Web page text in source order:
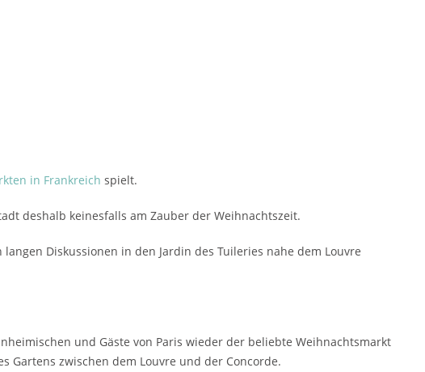
in Frankreich spielt.
deshalb keinesfalls am Zauber der Weihnachtszeit.
Diskussionen in den Jardin des Tuileries nahe dem Louvre
und Gäste von Paris wieder der beliebte Weihnachtsmarkt
Gartens zwischen dem Louvre und der Concorde.